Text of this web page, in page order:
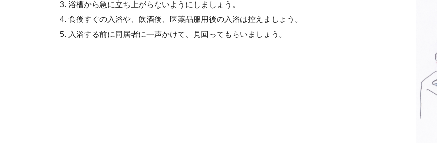
浴槽から急に立ち上がらないようにしましょう。
食後すぐの入浴や、飲酒後、医薬品服用後の入浴は控えましょう。
入浴する前に同居者に一声かけて、見回ってもらいましょう。